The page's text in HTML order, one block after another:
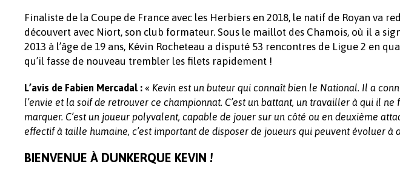
Finaliste de la Coupe de France avec les Herbiers en 2018, le natif de Royan va
découvert avec Niort, son club formateur. Sous le maillot des Chamois, où il a
2013 à l’âge de 19 ans, Kévin Rocheteau a disputé 53 rencontres de Ligue 2 en
qu’il fasse de nouveau trembler les filets rapidement !
L’avis de Fabien Mercadal : « Kevin est un buteur qui connaît bien le National. Il a
l’envie et la soif de retrouver ce championnat. C’est un battant, un travailler à qui il ne
marquer. C’est un joueur polyvalent, capable de jouer sur un côté ou en deuxième
effectif à taille humaine, c’est important de disposer de joueurs qui peuvent évoluer à
BIENVENUE À DUNKERQUE KEVIN !